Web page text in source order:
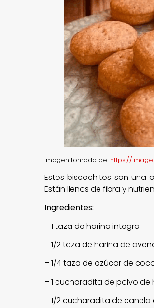
Imagen tomada de: https://
Estos biscochitos son una
Están llenos de fibra y
Ingredientes:
– 1 taza de harina integral
– 1/2 taza de harina de
– 1/4 taza de azúcar de
– 1 cucharadita de polvo de
– 1/2 cucharadita de canela